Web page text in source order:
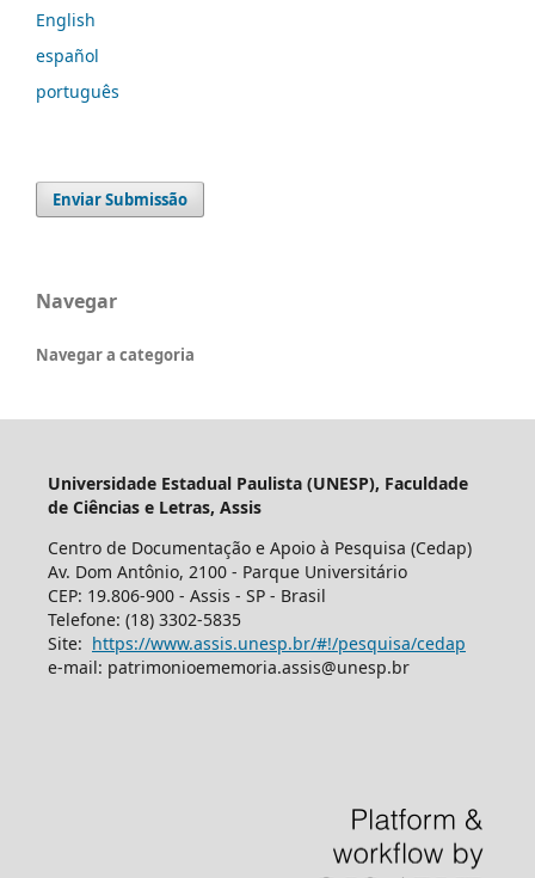
English
español
português
Enviar Submissão
Navegar
Navegar a categoria
Universidade Estadual Paulista (UNESP), Faculdade
de Ciências e Letras, Assis
Centro de Documentação e Apoio à Pesquisa (Cedap)
Av. Dom Antônio, 2100 - Parque Universitário
CEP: 19.806-900 - Assis - SP - Brasil
Telefone: (18) 3302-5835
Site: https://www.assis.unesp.br/#!/pesquisa/cedap
e-mail: patrimonioememoria.assis@unesp.br